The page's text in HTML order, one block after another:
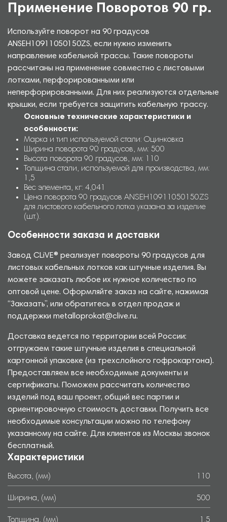
Применение Поворотов 90 гр.
Используйте поворот на 90 градусов
ANSEH10911050150ZS, если нужно изменить
направление кабельной трассы. Такие повороты
рассчитаны на применение совместно с листовыми
лотками, перфорированными или
неперфорированными. Для них реализуются отдельные
крышки, если требуется защитить кабельную трассу.
Основные технические характеристики и
особенности:
Марка и тип используемой стали: Оцинковка
Ширина поворота 90 градусов, мм: 500
Высота поворота 90 градусов, мм: 110
Толщина стали, используемой для производства, мм:
1,5
Вес элемента, кг: 4,041
Цена поворота 90 градусов ANSEH10911050150ZS
для листового кабельного лотка указана за изделие
(шт.).
Особенности заказа и доставки
Завод CLiVE® реализует повороты 90 градусов для
листовых кабельных лотков как штучные изделия. Вы
можете заказать любое их нужное количество по
оптовой цене. Оформляйте заказ на сайте, нажимая
“Заказать”, или обратитесь в отдел продаж и
поддержки metalloprokat@clive.ru.
Доставка ведется по территории всей России:
отгружаем такие штучные изделия в специальной
картонной упаковке (из трехслойного гофрокартона).
Предоставляем все необходимые документы и
сертификаты. Поможем рассчитать количество
изделий под ваш проект, общий вес партии и
ориентировочную стоимость доставки. Получить все
необходимые консультации можно по телефону
указанному на сайте. Для клиентов из Москвы звонок
бесплатный.
Характеристики
Высота, (мм) 110
Ширина, (мм) 500
Толщина, (мм) 1.5